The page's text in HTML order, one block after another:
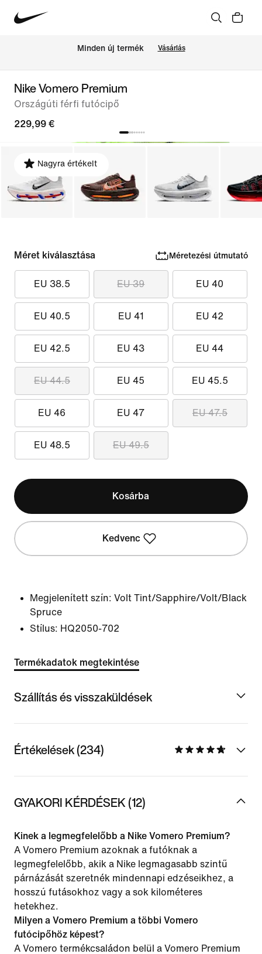
Minden új termék Vásárlás
Nike Vomero Premium
Országúti férfi futócipő
229,99 €
Nagyra értékelt
Méret kiválasztása Méretezési útmutató
EU 38.5 EU 39 EU 40
EU 40.5 EU 41 EU 42
EU 42.5 EU 43 EU 44
EU 44.5 EU 45 EU 45.5
EU 46 EU 47 EU 47.5
EU 48.5 EU 49.5
Kosárba
Kedvenc
Megjelenített szín: Volt Tint/Sapphire/Volt/Black
Spruce
Stílus: HQ2050-702
Termékadatok megtekintése
Szállítás és visszaküldések
Értékelések (234)
GYAKORI KÉRDÉSEK (12)
Kinek a legmegfelelőbb a Nike Vomero Premium?
A Vomero Premium azoknak a futóknak a
legmegfelelőbb, akik a Nike legmagasabb szintű
párnázását szeretnék mindennapi edzéseikhez, a
hosszú futásokhoz vagy a sok kilométeres
hetekhez.
Milyen a Vomero Premium a többi Vomero
futócipőhöz képest?
A Vomero termékcsaládon belül a Vomero Premium